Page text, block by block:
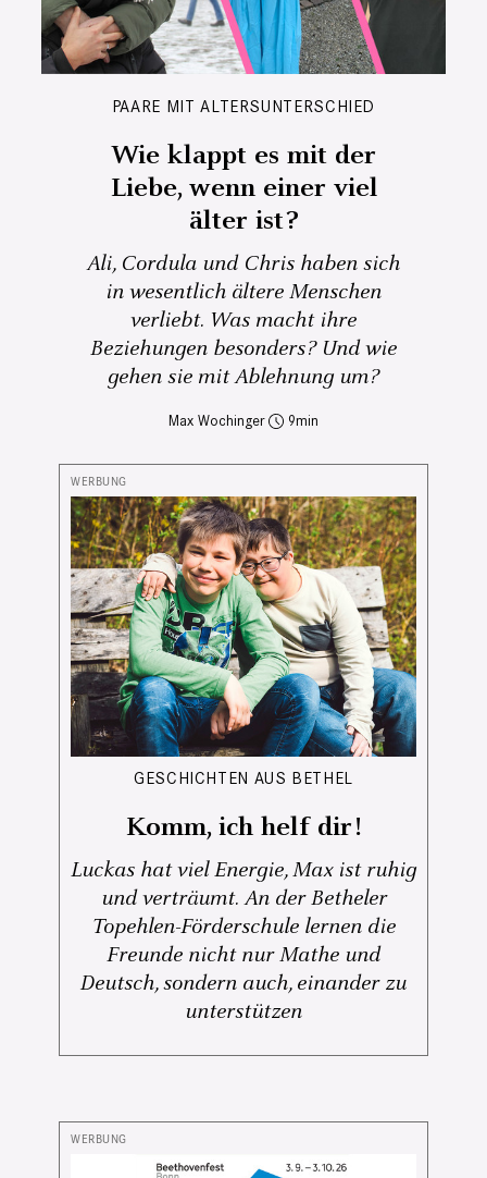
PAARE MIT ALTERSUNTERSCHIED
Wie klappt es mit der
Liebe, wenn einer viel
älter ist?
Ali, Cordula und Chris haben sich
in wesentlich ältere Menschen
verliebt. Was macht ihre
Beziehungen besonders? Und wie
gehen sie mit Ablehnung um?
Max Wochinger 9
GESCHICHTEN AUS BETHEL
Komm, ich helf dir!
Luckas hat viel Energie, Max ist ruhig
und verträumt. An der Betheler
Topehlen-Förderschule lernen die
Freunde nicht nur Mathe und
Deutsch, sondern auch, einander zu
unterstützen